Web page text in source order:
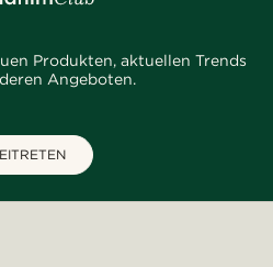
Produkten, aktuellen Trends
Angeboten.